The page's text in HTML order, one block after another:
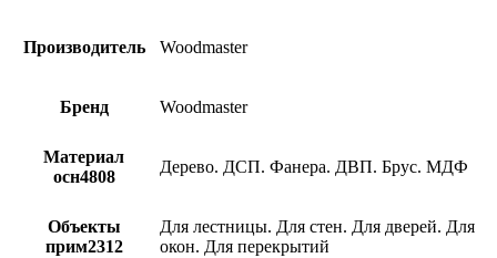
Производитель Woodmaster
Бренд Woodmaster
Материал
осн4808
Дерево. ДСП. Фанера. ДВП. Брус. МДФ
Объекты
прим2312
Для лестницы. Для стен. Для дверей. Для
окон. Для перекрытий